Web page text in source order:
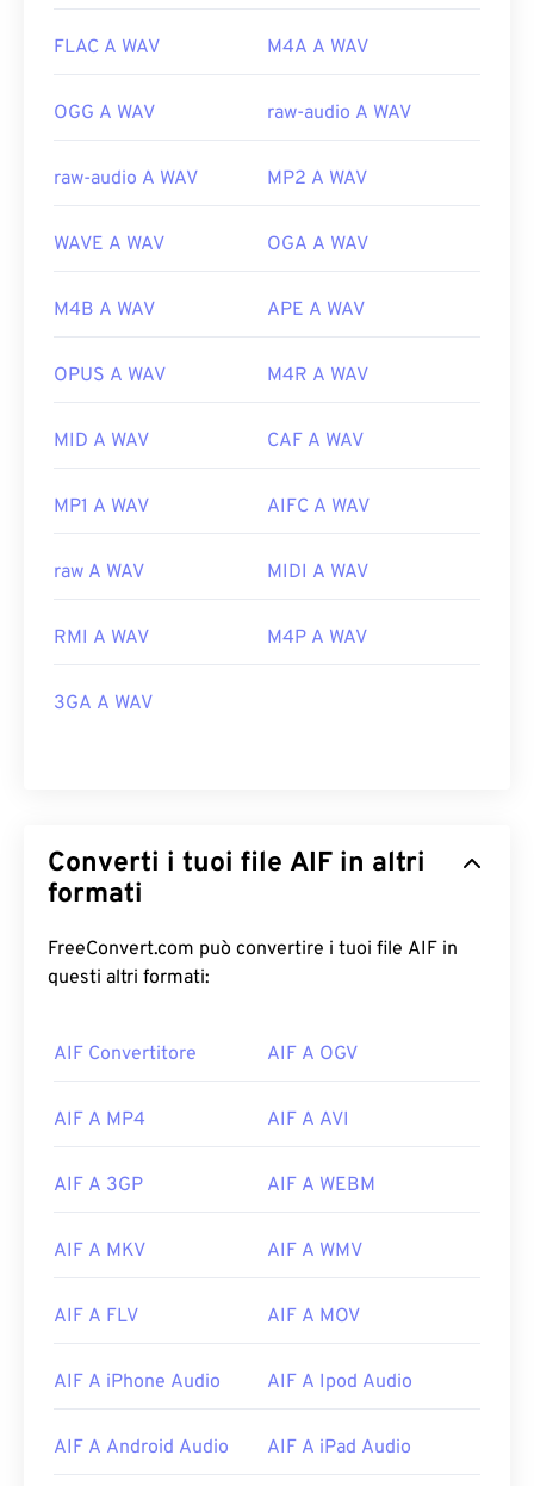
FLAC A WAV M4A A WAV
OGG A WAV raw-audio A WAV
raw-audio A WAV MP2 A WAV
WAVE A WAV OGA A WAV
M4B A WAV APE A WAV
OPUS A WAV M4R A WAV
MID A WAV CAF A WAV
MP1 A WAV AIFC A WAV
raw A WAV MIDI A WAV
RMI A WAV M4P A WAV
3GA A WAV
Converti i tuoi file AIF in altri
formati
FreeConvert.com può convertire i tuoi file AIF in
questi altri formati:
AIF Convertitore AIF A OGV
AIF A MP4 AIF A AVI
AIF A 3GP AIF A WEBM
AIF A MKV AIF A WMV
AIF A FLV AIF A MOV
AIF A iPhone Audio AIF A Ipod Audio
AIF A Android Audio AIF A iPad Audio